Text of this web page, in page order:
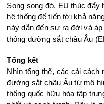
Song song đó, EU thúc đẩy
hệ thống để tiến tới khả
này dẫn đến sự ra đời và
thông đường sắt châu Âu
Tổng kết
Nhìn tổng thể, các cải cách
đường sắt châu Âu từ mô
thống quốc hữu hóa tập